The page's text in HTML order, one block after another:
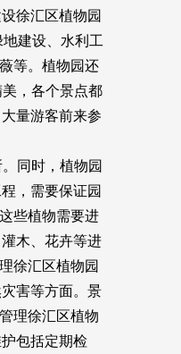
徐汇区植物园
建设、水利工
等。植物园还
，各个景点都
量游客前来参
同时，植物园
，需要保证园
些植物需要进
木、花卉等进
徐汇区植物园
害等方面。景
理徐汇区植物
包括定期检